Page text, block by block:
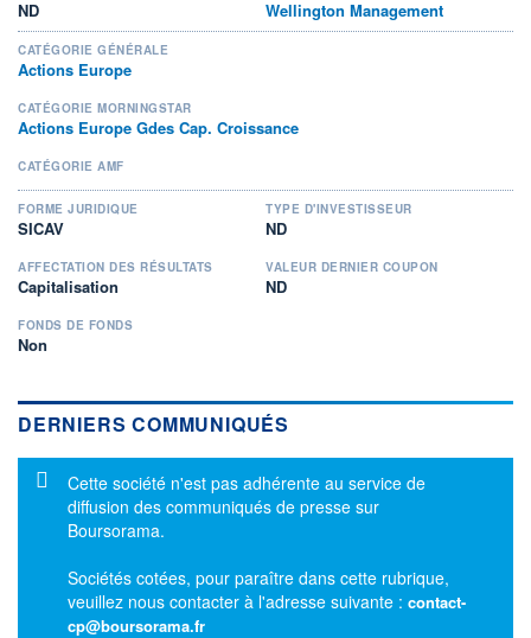
ND Wellington Management
CATÉGORIE GÉNÉRALE
Actions Europe
CATÉGORIE MORNINGSTAR
Actions Europe Gdes Cap. Croissance
CATÉGORIE AMF
FORME JURIDIQUE
SICAV
TYPE D'INVESTISSEUR
ND
AFFECTATION DES RÉSULTATS
Capitalisation
VALEUR DERNIER COUPON
ND
FONDS DE FONDS
Non
DERNIERS COMMUNIQUÉS
Message d'information
Cette société n'est pas adhérente au service de
diffusion des communiqués de presse sur
Boursorama.
Sociétés cotées, pour paraître dans cette rubrique,
veuillez nous contacter à l'adresse suivante : contact-
cp@boursorama.fr